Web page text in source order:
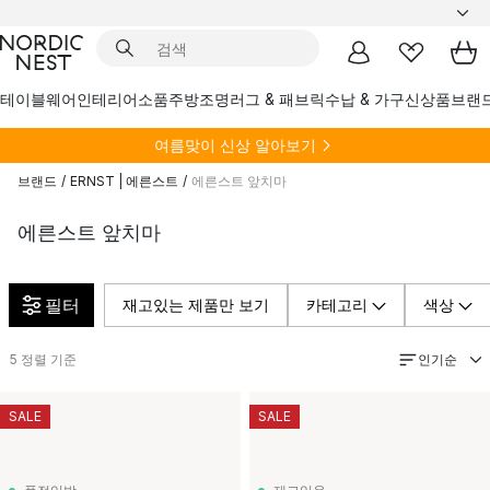
테이블웨어인테리어소품주방조명러그 & 패브릭수납 & 가구신상품브랜
여름맞이 신상 알아보기
브랜드 / ERNST | 에른스트 / 에른스트 앞치마
에른스트 앞치마
필터 재고있는 제품만 보기 카테고리 색상
5 정렬 기준 인기순
SALE SALE